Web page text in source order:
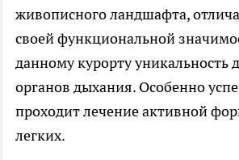
живописного ландшафта,
своей функциональной
данному курорту уникальность
органов дыхания. Особенно
проходит лечение активной
легких.